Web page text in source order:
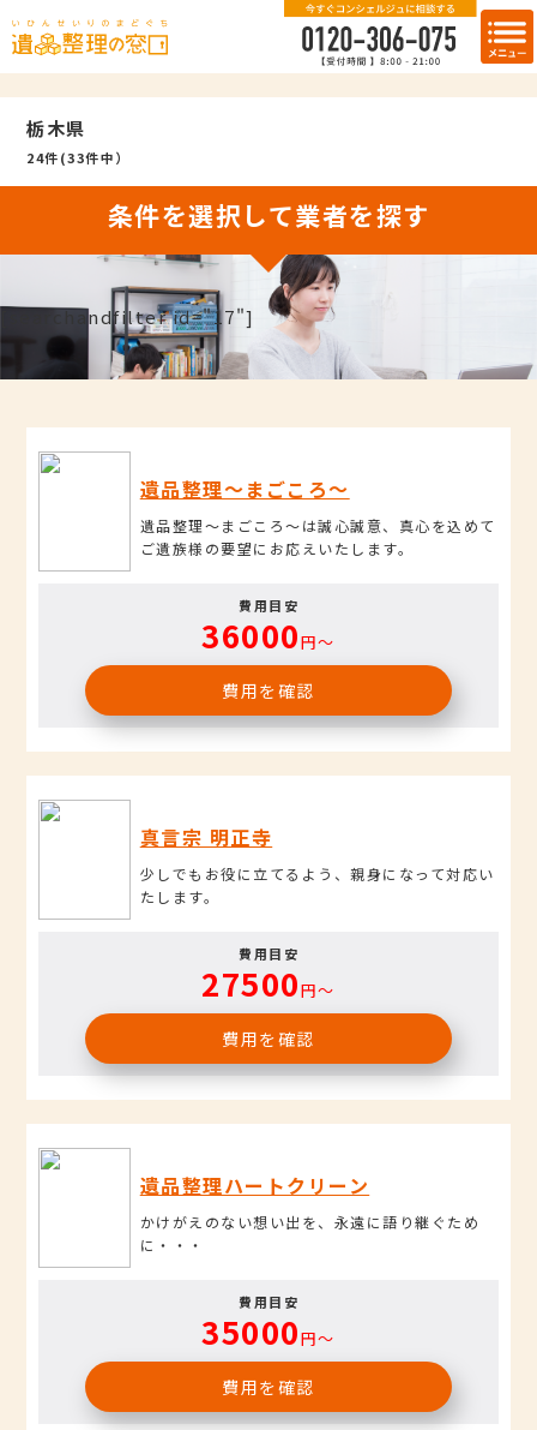
栃木県
24件(33件中）
条件を選択して業者を探す
[searchandfilter id="17"]
遺品整理～まごころ～
遺品整理～まごころ～は誠心誠意、真心を込めて
ご遺族様の要望にお応えいたします。
費用目安
36000円〜
費用を確認
真言宗 明正寺
少しでもお役に立てるよう、親身になって対応い
たします。
費用目安
27500円〜
費用を確認
遺品整理ハートクリーン
かけがえのない想い出を、永遠に語り継ぐため
に・・・
費用目安
35000円〜
費用を確認